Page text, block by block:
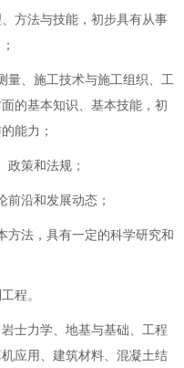
方法与技能，初步具有从事
量、施工技术与施工组织、工
的基本知识、基本技能，初
作的能力；
、政策和法规；
论前沿和发展动态；
方法，具有一定的科学研究和
程。
士力学、地基与基础、工程
应用、建筑材料、混凝土结